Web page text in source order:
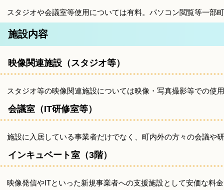
スタジオや会議室等使用については有料。パソコン閲覧等一部
施設内容
映像関連施設（スタジオ等）
スタジオ等の映像関連施設については映像・写真撮影等での使
会議室（IT研修室等）
施設に入居している事業者だけでなく、町内外の方々の会議や
インキュベート室（3階）
映像発信やITといった新規事業者への支援施設として安価な料